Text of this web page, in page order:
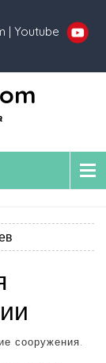
| Youtube
сооружения.